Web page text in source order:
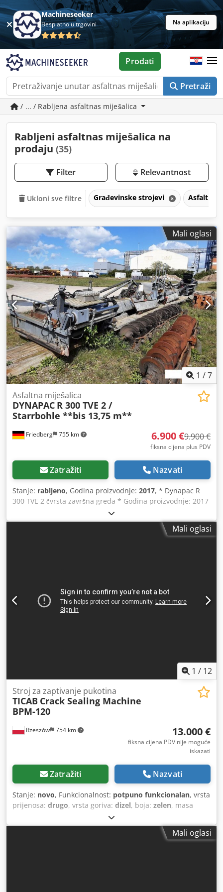
Machineseeker
Besplatno u trgovini Na aplikaciju
Pretraži
Prodati
/ ... / Rabljena asfaltnas miješalica
Rabljeni asfaltnas miješalica na
prodaju (35)
Filter Relevantnost
Ukloni sve filtre Građevinske strojevi Asfaltna
Mali oglasi
1 /7
Friedberg 755 km
Asfaltna miješalica
DYNAPAC R 300 TVE 2 /
Starrbohle **bis 13,75 m**
6.900 €9.900 €
fiksna cijena plus PDV
Zatražiti Nazvati
Stanje: rabljeno, Godina proizvodnje: 2017, * Dynapac R
300 TVE 2 čvrsta završna greda * Godina proizvodnje: 2017
* Širina ugradnje: 11,75 m - 13,75 m Codpfx Asyq A S
Nogterf * Više slika i videa dostupno putem WhatsAppa *
Podaci bez jamstva, moguća prethodna prodaja.Mali oglasi
1 / 12
Rzeszów 754 km
Stroj za zaptivanje pukotina
TICAB Crack Sealing Machine
BPM-120
13.000 €
fiksna cijena PDV nije moguće
iskazati
Zatražiti Nazvati
Stanje: novo, Funkcionalnost: potpuno funkcionalan, vrsta
prijenosa: drugo, vrsta goriva: dizel, boja: zelen, masa
, emisijska klasa:
jarbola:drugo, kočnice:drugo, ovjes:drugo, Godina
, TICAB BPM
Mali oglasi